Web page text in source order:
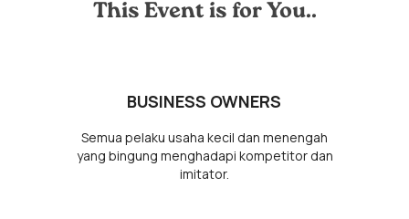
This Event is for You..
BUSINESS OWNERS
Semua pelaku usaha kecil dan menengah
yang bingung menghadapi kompetitor dan
imitator.